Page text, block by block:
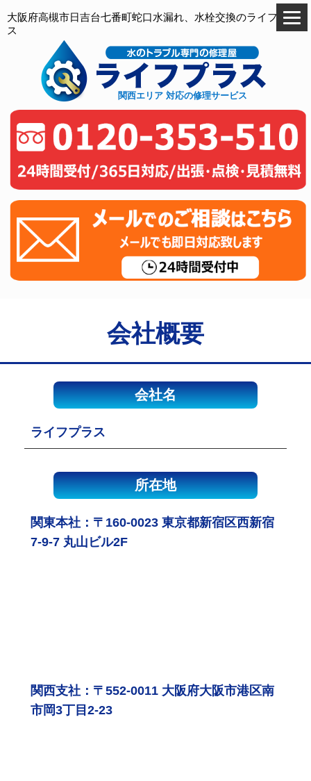
大阪府高槻市日吉台七番町蛇口水漏れ、水栓交換のライフプラ
ス
関西エリア 対応の修理サービス
会社概要
会社名
ライフプラス
所在地
関東本社：〒160-0023 東京都新宿区西新宿
7-9-7 丸山ビル2F
関西支社：〒552-0011 大阪府大阪市港区南
市岡3丁目2-23